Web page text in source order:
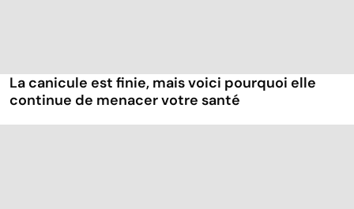
La canicule est finie, mais voici pourquoi elle
continue de menacer votre santé